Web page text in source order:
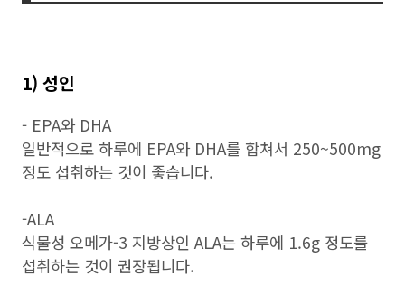
1) 성인
- EPA와 DHA
일반적으로 하루에 EPA와 DHA를 합쳐서 250~500mg
정도 섭취하는 것이 좋습니다.
-ALA
식물성 오메가-3 지방상인 ALA는 하루에 1.6g 정도를
섭취하는 것이 권장됩니다.